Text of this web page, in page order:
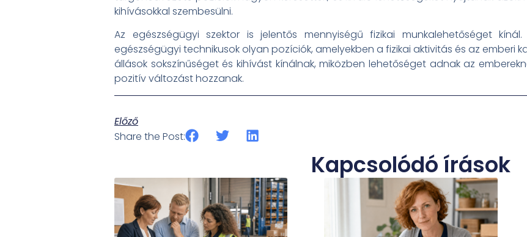
kihívásokkal szembesülni.
Az egészségügyi szektor is jelentős mennyiségű fizikai munkalehetőséget
egészségügyi technikusok olyan pozíciók, amelyekben a fizikai aktivitás és az emberi
állások sokszínűséget és kihívást kínálnak, miközben lehetőséget adnak az
pozitív változást hozzanak.
Előző
Share the Post:
Kapcsolódó írások